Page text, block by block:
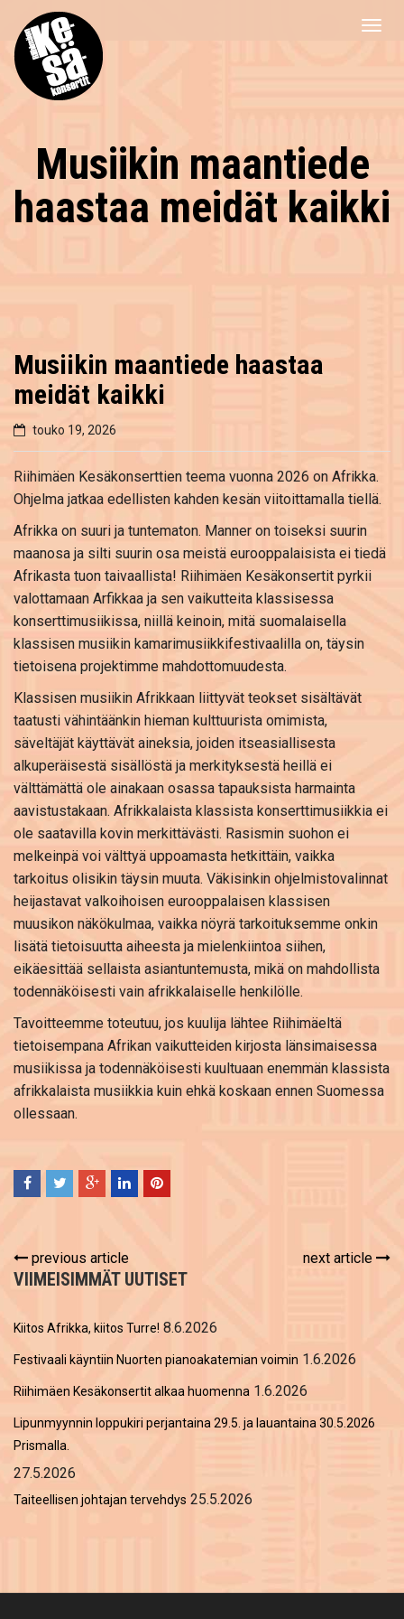
Musiikin maantiede
haastaa meidät kaikki
Musiikin maantiede haastaa
meidät kaikki
touko 19, 2026
Riihimäen Kesäkonserttien teema vuonna 2026 on Afrikka.
Ohjelma jatkaa edellisten kahden kesän viitoittamalla tiellä.
Afrikka on suuri ja tuntematon. Manner on toiseksi suurin
maanosa ja silti suurin osa meistä eurooppalaisista ei tiedä
Afrikasta tuon taivaallista! Riihimäen Kesäkonsertit pyrkii
valottamaan Arfikkaa ja sen vaikutteita klassisessa
konserttimusiikissa, niillä keinoin, mitä suomalaisella
klassisen musiikin kamarimusiikkifestivaalilla on, täysin
tietoisena projektimme mahdottomuudesta.
Klassisen musiikin Afrikkaan liittyvät teokset sisältävät
taatusti vähintäänkin hieman kulttuurista omimista,
säveltäjät käyttävät aineksia, joiden itseasiallisesta
alkuperäisestä sisällöstä ja merkityksestä heillä ei
välttämättä ole ainakaan osassa tapauksista harmainta
aavistustakaan. Afrikkalaista klassista konserttimusiikkia ei
ole saatavilla kovin merkittävästi. Rasismin suohon ei
melkeinpä voi välttyä uppoamasta hetkittäin, vaikka
tarkoitus olisikin täysin muuta. Väkisinkin ohjelmistovalinnat
heijastavat valkoihoisen eurooppalaisen klassisen
muusikon näkökulmaa, vaikka nöyrä tarkoituksemme onkin
lisätä tietoisuutta aiheesta ja mielenkiintoa siihen,
eikäesittää sellaista asiantuntemusta, mikä on mahdollista
todennäköisesti vain afrikkalaiselle henkilölle.
Tavoitteemme toteutuu, jos kuulija lähtee Riihimäeltä
tietoisempana Afrikan vaikutteiden kirjosta länsimaisessa
musiikissa ja todennäköisesti kuultuaan enemmän klassista
afrikkalaista musiikkia kuin ehkä koskaan ennen Suomessa
ollessaan.
previous article next article
VIIMEISIMMÄT UUTISET
Kiitos Afrikka, kiitos Turre! 8.6.2026
Festivaali käyntiin Nuorten pianoakatemian voimin 1.6.2026
Riihimäen Kesäkonsertit alkaa huomenna 1.6.2026
Lipunmyynnin loppukiri perjantaina 29.5. ja lauantaina 30.5.2026
Prismalla.
27.5.2026
Taiteellisen johtajan tervehdys 25.5.2026